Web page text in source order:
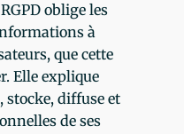
oblige les
à
que cette
Elle explique
stocke, diffuse et
de ses